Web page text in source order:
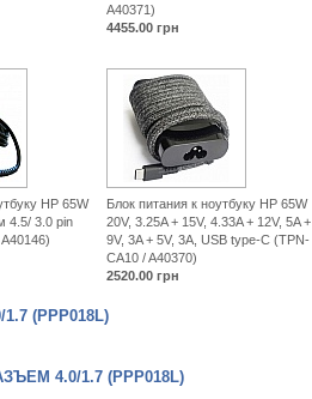
A40371)
4455.00 грн
HP 65W
4.5/ 3.0 pin
Блок питания к ноутбуку HP 65W
20V, 3.25A + 15V, 4.33A + 12V, 5A +
9V, 3A + 5V, 3A, USB type-C (TPN-
CA10 / A40370)
2520.00 грн
(PPP018L)
4.0/1.7 (PPP018L)